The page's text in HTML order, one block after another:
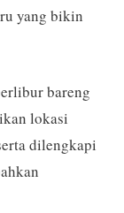
yang bikin
bareng
lokasi
dilengkapi